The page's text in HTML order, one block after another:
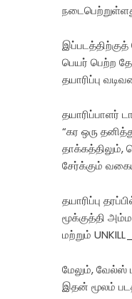
பெயர் பெற்ற
தயாரிப்பு
தயாரிப்பாளர்
“கர ஒரு
தாக்கத்திலும்,
சேர்க்கும்
தயாரிப்பு
மூக்குத்தி
மற்றும்
மேலும், வேல்ஸ்
இதன் மூலம்